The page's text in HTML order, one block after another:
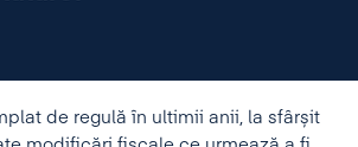
de regulă în ultimii anii, la sfârșit